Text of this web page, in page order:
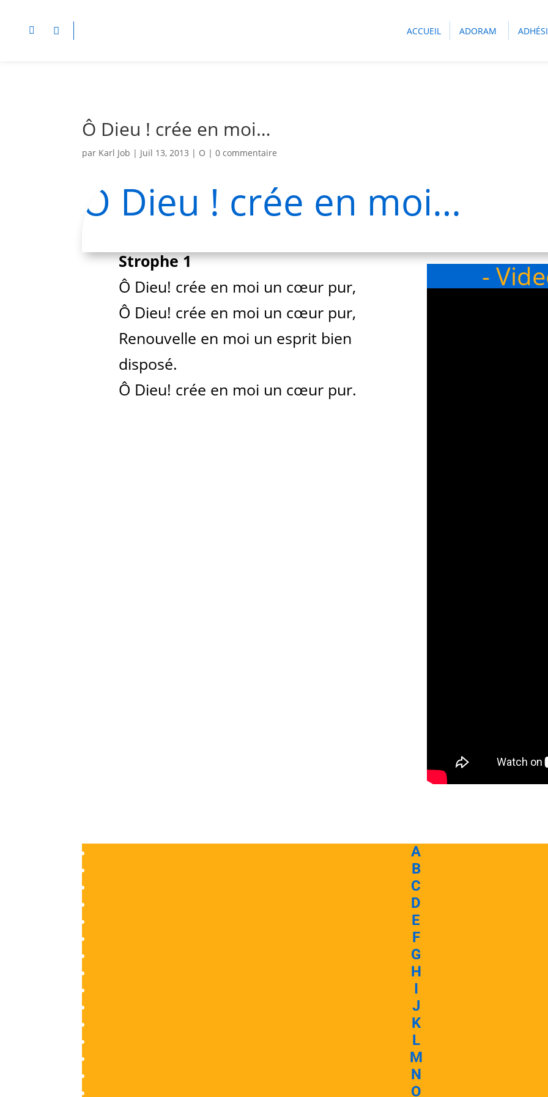
ACCUEIL ADORAM
Ô Dieu ! crée en moi…
par Karl Job | Juil 13, 2013 | O |0 commentaire
Ô Dieu ! crée en moi…
Strophe 1
Ô Dieu! crée en moi un cœur pur,
Ô Dieu! crée en moi un cœur pur,
Renouvelle en moi un esprit bien
disposé.
Ô Dieu! crée en moi un cœur pur.
-
A
B
C
D
E
F
G
H
I
J
K
L
M
N
O